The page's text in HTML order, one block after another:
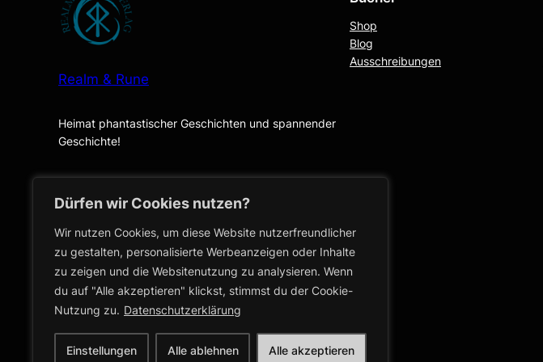
Dürfen wir Cookies nutzen?
Wir nutzen Cookies, um diese Website nutzerfreundlicher
zu gestalten, personalisierte Werbeanzeigen oder Inhalte
zu zeigen und die Websitenutzung zu analysieren. Wenn
du auf "Alle akzeptieren" klickst, stimmst du der Cookie-
Nutzung zu. Datenschutzerklärung
Einstellungen Alle ablehnen Alle akzeptieren
Realm & Rune
Heimat phantastischer Geschichten und spannender
Geschichte!
Bestellnummer*
E-Mail*
E
-
M
a
i
Vorname
Nachname
Widerruf bestätigen
Shop
Blog
Ausschreibungen